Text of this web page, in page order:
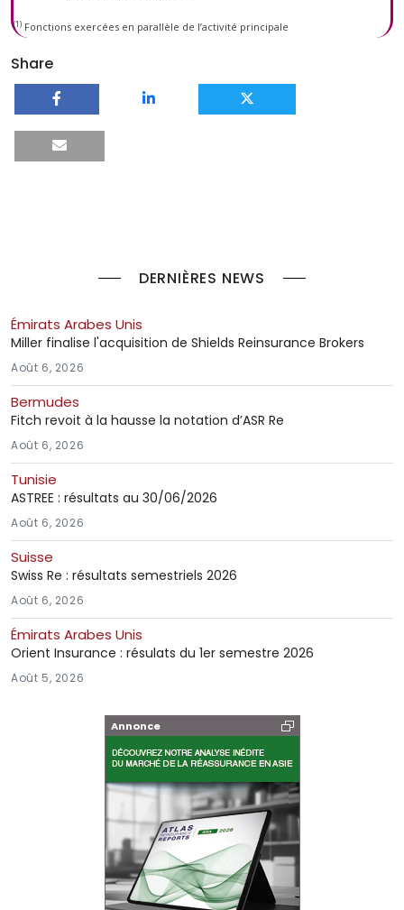
(1) Fonctions exercées en parallèle de l’activité principale
Share
DERNIÈRES NEWS
Émirats Arabes Unis
Miller finalise l'acquisition de Shields Reinsurance Brokers
Août 6, 2026
Bermudes
Fitch revoit à la hausse la notation d’ASR Re
Août 6, 2026
Tunisie
ASTREE : résultats au 30/06/2026
Août 6, 2026
Suisse
Swiss Re : résultats semestriels 2026
Août 6, 2026
Émirats Arabes Unis
Orient Insurance : résulats du 1er semestre 2026
Août 5, 2026
Annonce